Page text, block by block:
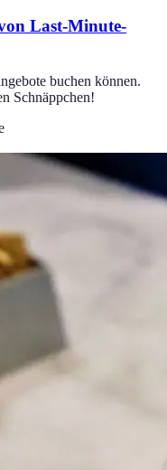
Last-Minute-
buchen können.
Schnäppchen!